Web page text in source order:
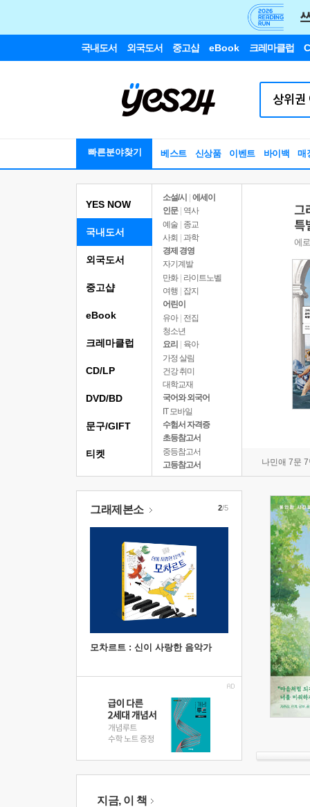
국내도서 외국도서 중고샵 eBook 크레마클럽
빠른분야찾기 베스트 신상품 이벤트 바이백 매
YES NOW
국내도서
소설/시
에세이
인문
역사
예술 | 종교
사회 | 과학
경제 경영
자기계발
만화 | 라이트노벨
여행
잡지
어린이
유아 | 전집
청소년
요리
육아
가정 살림
건강 취미
대학교재
국어와 외국어
IT 모바일
수험서 자격증
초등참고서
중등참고서
고등참고서
나민애 7문
외국도서
중고샵
eBook
크레마클럽
CD/LP
DVD/BD
문구/GIFT
티켓
그래제본소
모차르트 : 신이 사랑한 음악가
2/5
지금, 이 책